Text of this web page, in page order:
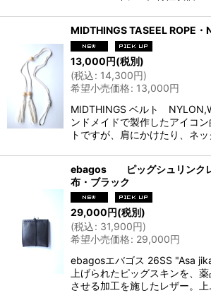
MIDTHINGS TASEEL ROPE・
13,000円(税別)
(税込: 14,300円)
希望小売価格: 13,000円
MIDTHINGS ベルト
ンドメイドで製作したアイコ
トですが、肩にかけたり、ネ
ebagos ピッグシュリンク
布・ブラック
29,000円(税別)
(税込: 31,900円)
希望小売価格: 29,000円
ebagosエバゴス 26SS "Asa
上げられたピッグスキンを、
させる加工を施したレザー。